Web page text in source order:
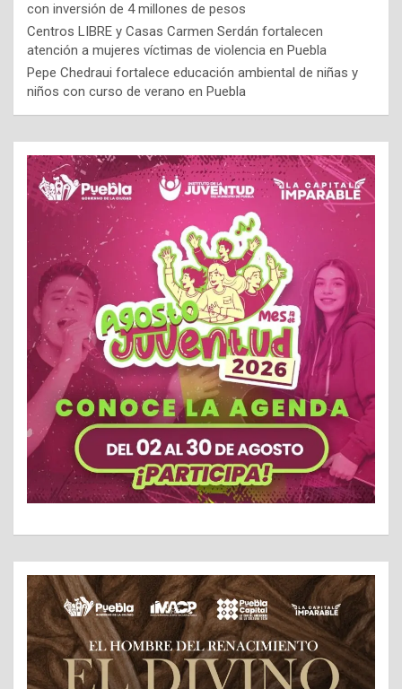
con inversión de 4 millones de pesos
Centros LIBRE y Casas Carmen Serdán fortalecen
atención a mujeres víctimas de violencia en Puebla
Pepe Chedraui fortalece educación ambiental de niñas y
niños con curso de verano en Puebla